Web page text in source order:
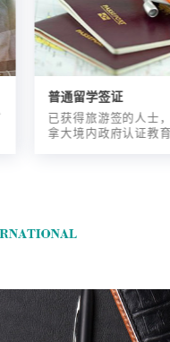
普通留学签证
已获得旅游签的人士
拿大境内政府认证教